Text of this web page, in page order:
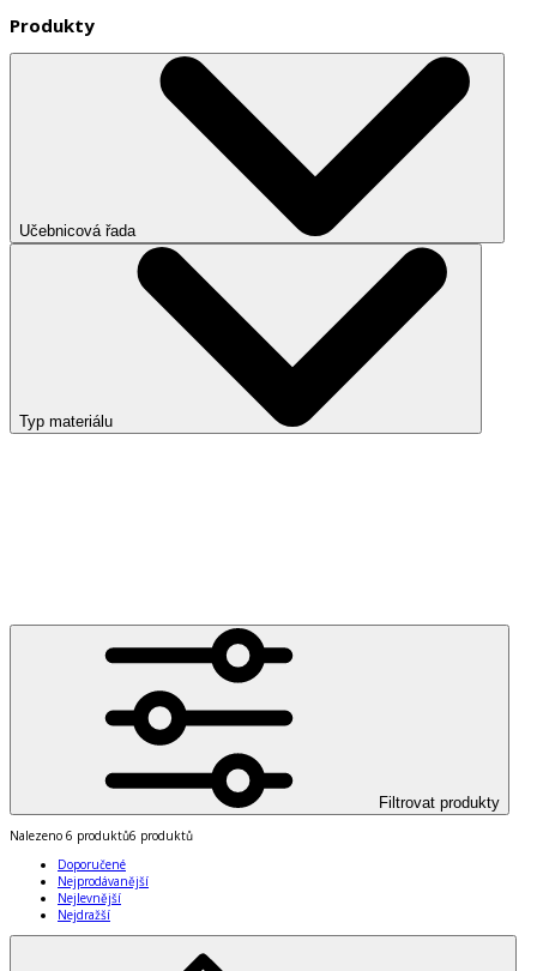
Produkty
Učebnicová řada
Typ materiálu
Filtrovat produkty
Nalezeno 6 produktů6 produktů
Doporučené
Nejprodávanější
Nejlevnější
Nejdražší